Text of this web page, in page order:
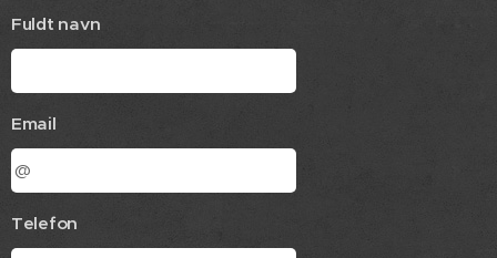
Fuldt navn
Email
Telefon